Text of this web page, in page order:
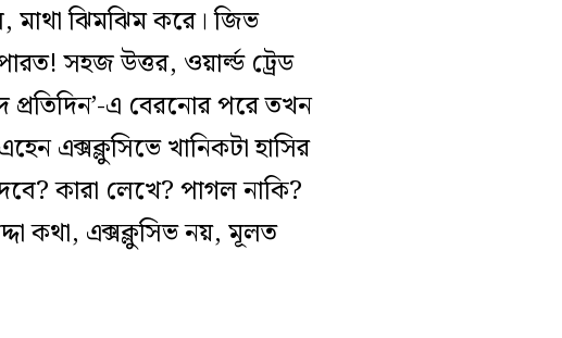
মাথা ঝিমঝিম করে। জিভ
সহজ উত্তর, ওয়ার্ল্ড ট্রেড
প্রতিদিন’-এ বেরনোর পরে তখন
এক্সক্লুসিভে খানিকটা হাসির
কারা লেখে? পাগল নাকি?
কথা, এক্সক্লুসিভ নয়, মূলত